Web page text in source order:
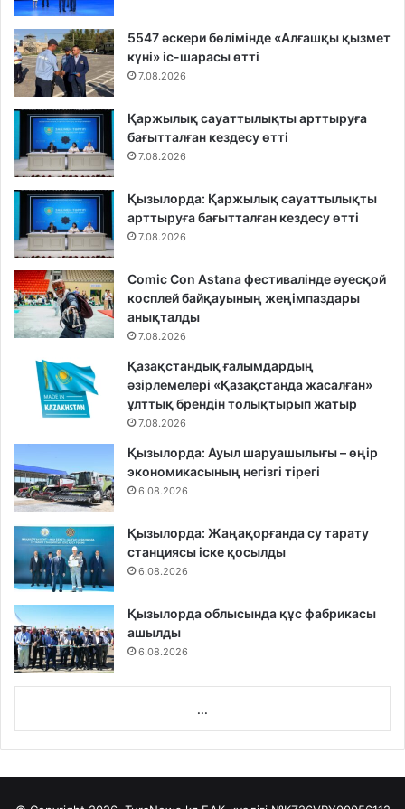
5547 әскери бөлімінде «Алғашқы қызмет
күні» іс-шарасы өтті
7.08.2026
Қаржылық сауаттылықты арттыруға
бағытталған кездесу өтті
7.08.2026
Қызылорда: Қаржылық сауаттылықты
арттыруға бағытталған кездесу өтті
7.08.2026
Comic Con Astana фестивалінде әуесқой
косплей байқауының жеңімпаздары
анықталды
7.08.2026
Қазақстандық ғалымдардың
әзірлемелері «Қазақстанда жасалған»
ұлттық брендін толықтырып жатыр
7.08.2026
Қызылорда: Ауыл шаруашылығы – өңір
экономикасының негізгі тірегі
6.08.2026
Қызылорда: Жаңақорғанда су тарату
станциясы іске қосылды
6.08.2026
Қызылорда облысында құс фабрикасы
ашылды
6.08.2026
...